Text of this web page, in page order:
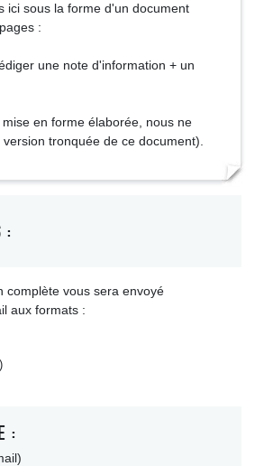
ici sous la forme d'un document
:
une note d'information + un
en forme élaborée, nous ne
tronquée de ce document).
:
complète vous sera envoyé
aux formats :
: